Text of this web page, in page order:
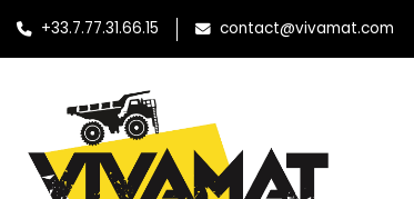
+33.7.77.31.66.15 contact@vivamat.com